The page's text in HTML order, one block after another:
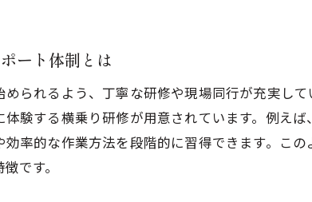
効率よく稼ぐための軽貨物初心者向け工
軽貨物で安定して稼ぐために必要な心
女性や学生が軽貨物で月収を上げる実
ート体制とは
られるよう、丁寧な研修や現場同行が充実し
験する横乗り研修が用意されています。例え
率的な作業方法を段階的に習得できます。こ
です。